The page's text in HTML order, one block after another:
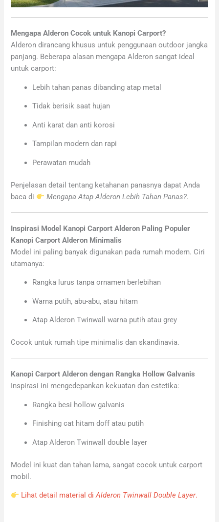
Mengapa Alderon Cocok untuk Kanopi Carport?
Alderon dirancang khusus untuk penggunaan outdoor jangka
panjang. Beberapa alasan mengapa Alderon sangat ideal
untuk carport:
Lebih tahan panas dibanding atap metal
Tidak berisik saat hujan
Anti karat dan anti korosi
Tampilan modern dan rapi
Perawatan mudah
Penjelasan detail tentang ketahanan panasnya dapat Anda
baca di
Mengapa Atap Alderon Lebih Tahan Panas?.
Inspirasi Model Kanopi Carport Alderon Paling Populer
Kanopi Carport Alderon Minimalis
Model ini paling banyak digunakan pada rumah modern. Ciri
utamanya:
Rangka lurus tanpa ornamen berlebihan
Warna putih, abu-abu, atau hitam
Atap Alderon Twinwall warna putih atau grey
Cocok untuk rumah tipe minimalis dan skandinavia.
Kanopi Carport Alderon dengan Rangka Hollow Galvanis
Inspirasi ini mengedepankan kekuatan dan estetika:
Rangka besi hollow galvanis
Finishing cat hitam doff atau putih
Atap Alderon Twinwall double layer
Model ini kuat dan tahan lama, sangat cocok untuk carport
mobil.
Lihat detail material diAlderon Twinwall Double Layer.